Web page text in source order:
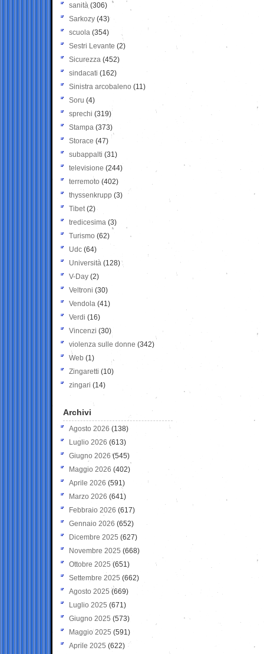
sanità (306)
Sarkozy (43)
scuola (354)
Sestri Levante (2)
Sicurezza (452)
sindacati (162)
Sinistra arcobaleno (11)
Soru (4)
sprechi (319)
Stampa (373)
Storace (47)
subappalti (31)
televisione(244)
terremoto (402)
thyssenkrupp (3)
Tibet(2)
tredicesima (3)
Turismo (62)
Udc (64)
Università (128)
V-Day (2)
Veltroni (30)
Vendola (41)
Verdi (16)
Vincenzi (30)
violenza sulle donne (342)
Web (1)
Zingaretti (10)
zingari (14)
Archivi
Agosto 2026 (138)
Luglio 2026 (613)
Giugno 2026 (545)
Maggio 2026 (402)
Aprile 2026 (591)
Marzo 2026 (641)
Febbraio 2026 (617)
Gennaio 2026 (652)
Dicembre 2025 (627)
Novembre 2025 (668)
Ottobre 2025 (651)
Settembre 2025 (662)
Agosto 2025 (669)
Luglio 2025 (671)
Giugno 2025 (573)
Maggio 2025 (591)
Aprile 2025 (622)